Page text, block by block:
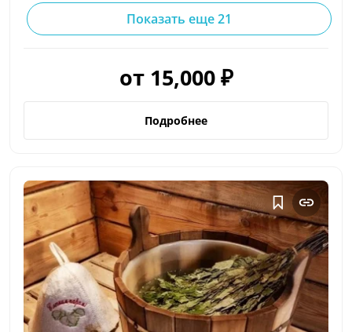
Показать еще 21
от 15,000 ₽
Подробнее